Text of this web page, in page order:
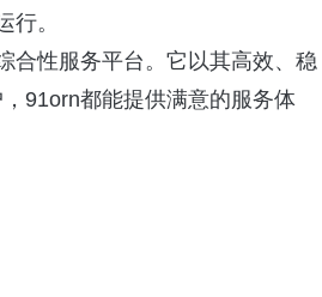
。
合性服务平台。它以其高效、稳
91orn都能提供满意的服务体